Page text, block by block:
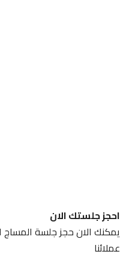
احجز جلستك الان
يمكنك الان حجز جلسة
عملائنا